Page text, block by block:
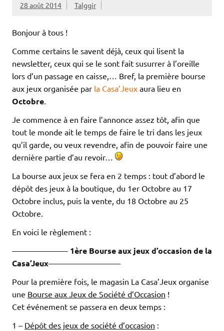
28 août 2014 Talggir
Bonjour à tous !
Comme certains le savent déjà, ceux qui lisent la
newsletter, ceux qui se le sont fait susurrer à l’oreille
lors d’un passage en caisse,… Bref, la première bourse
aux jeux organisée par la Casa’Jeux aura lieu en
Octobre.
Je commence à en faire l’annonce assez tôt, afin que
tout le monde ait le temps de faire le tri dans les jeux
qu’il garde, ou veux revendre, afin de pouvoir faire une
dernière partie d’au revoir…
La bourse aux jeux se fera en 2 temps : tout d’abord le
dépôt des jeux à la boutique, du 1er Octobre au 17
Octobre inclus, puis la vente, du 18 Octobre au 25
Octobre.
En voici le règlement :
——————— 1ère Bourse aux jeux d’occasion de la
Casa’Jeux—————————
Pour la première fois, le magasin La Casa’Jeux organise
une Bourse aux Jeux de Société d’Occasion !
Cet événement se passera en deux temps :
1 – Dépôt des jeux de société d’occasion :